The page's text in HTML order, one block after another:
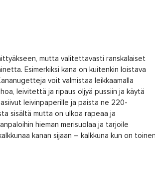
mutta valitettavasti ranskalaiset
Esimerkiksi kana on kuitenkin loistava
voit valmistaa leikkaamalla
leivitettä ja ripaus öljyä pussiin ja käytä
leivinpaperille ja paista ne 220-
sisältä mutta on ulkoa rapeaa ja
hieman merisuolaa ja tarjoile
kanan sijaan – kalkkuna kun on